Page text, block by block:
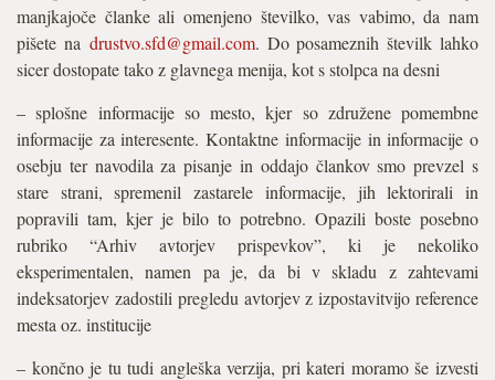
manjkajoče članke ali omenjeno številko, vas vabimo, da nam
pišete na drustvo.sfd@gmail.com. Do posameznih številk lahko
sicer dostopate tako z glavnega menija, kot s stolpca na desni
– splošne informacije so mesto, kjer so združene pomembne
informacije za interesente. Kontaktne informacije in informacije o
osebju ter navodila za pisanje in oddajo člankov smo prevzel s
stare strani, spremenil zastarele informacije, jih lektorirali in
popravili tam, kjer je bilo to potrebno. Opazili boste posebno
rubriko “Arhiv avtorjev prispevkov”, ki je nekoliko
eksperimentalen, namen pa je, da bi v skladu z zahtevami
indeksatorjev zadostili pregledu avtorjev z izpostavitvijo reference
mesta oz. institucije
– končno je tu tudi angleška verzija, pri kateri moramo še izvesti